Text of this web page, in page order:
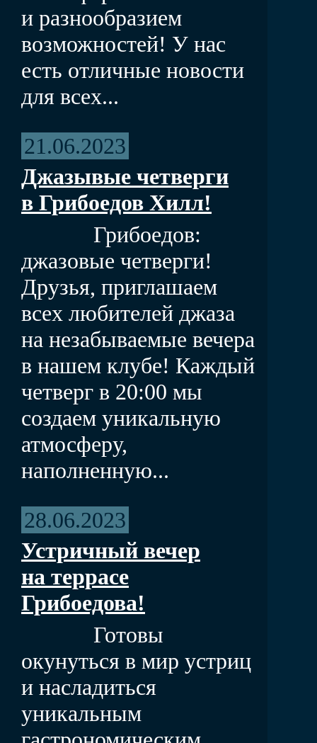
и разнообразием
возможностей! У нас
есть отличные новости
для всех...
21.06.2023
Джазывые четверги
в Грибоедов Хилл!
Грибоедов:
джазовые четверги!
Друзья, приглашаем
всех любителей джаза
на незабываемые вечера
в нашем клубе! Каждый
четверг в 20:00 мы
создаем уникальную
атмосферу,
наполненную...
28.06.2023
Устричный вечер
на террасе
Грибоедова!
Готовы
окунуться в мир устриц
и насладиться
уникальным